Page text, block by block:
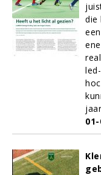
die